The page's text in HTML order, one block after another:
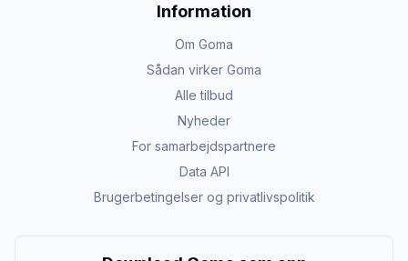
Information
Om Goma
Sådan virker Goma
Alle tilbud
Nyheder
For samarbejdspartnere
Data API
Brugerbetingelser og privatlivspolitik